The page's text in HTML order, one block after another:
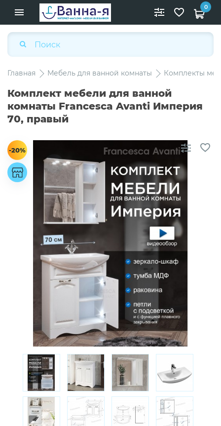
0
Главная Мебель для ванной комнаты Комплекты
Комплект мебели для ванной
комнаты Francesca Avanti Империя
70, правый
-20%